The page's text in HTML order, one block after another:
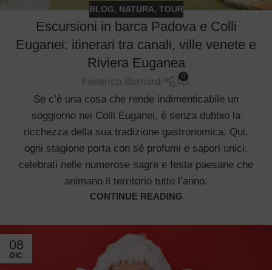
BLOG, NATURA, TOUR
Escursioni in barca Padova e Colli
Euganei: itinerari tra canali, ville venete e
Riviera Euganea
Federico Bernardi 0
Se c’è una cosa che rende indimenticabile un
soggiorno nei Colli Euganei, è senza dubbio la
ricchezza della sua tradizione gastronomica. Qui,
ogni stagione porta con sé profumi e sapori unici,
celebrati nelle numerose sagre e feste paesane che
animano il territorio tutto l’anno.
CONTINUE READING
08
DIC